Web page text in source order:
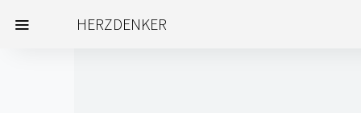
HERZDENKER